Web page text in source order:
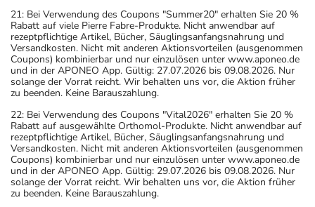
21: Bei Verwendung des Coupons "Summer20" erhalten Sie 20 %
Rabatt auf viele Pierre Fabre-Produkte. Nicht anwendbar auf
rezeptpflichtige Artikel, Bücher, Säuglingsanfangsnahrung und
Versandkosten. Nicht mit anderen Aktionsvorteilen (ausgenommen
Coupons) kombinierbar und nur einzulösen unter www.aponeo.de
und in der APONEO App. Gültig: 27.07.2026 bis 09.08.2026. Nur
solange der Vorrat reicht. Wir behalten uns vor, die Aktion früher
zu beenden. Keine Barauszahlung.
22: Bei Verwendung des Coupons "Vital2026" erhalten Sie 20 %
Rabatt auf ausgewählte Orthomol-Produkte. Nicht anwendbar auf
rezeptpflichtige Artikel, Bücher, Säuglingsanfangsnahrung und
Versandkosten. Nicht mit anderen Aktionsvorteilen (ausgenommen
Coupons) kombinierbar und nur einzulösen unter www.aponeo.de
und in der APONEO App. Gültig: 29.07.2026 bis 09.08.2026. Nur
solange der Vorrat reicht. Wir behalten uns vor, die Aktion früher
zu beenden. Keine Barauszahlung.